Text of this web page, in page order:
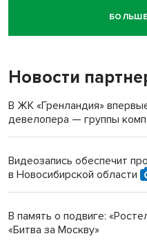
Новосибирский суд
пенсионерки на вокзале
Новости
В ЖК «Гренландия»
девелопера — группы
Видеозапись обеспечит
в Новосибирской области
В память о подвиге:
«Битва за Москву»